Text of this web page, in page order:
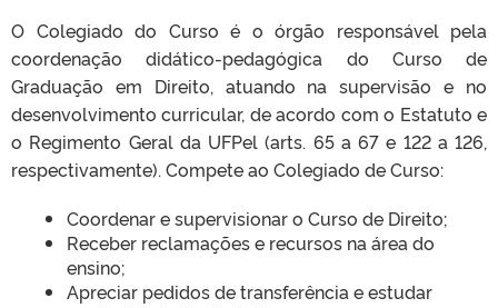
O Colegiado do Curso é o órgão responsável pela
coordenação didático-pedagógica do Curso de
Graduação em Direito, atuando na supervisão e no
desenvolvimento curricular, de acordo com o Estatuto e
o Regimento Geral da UFPel (arts. 65 a 67 e 122 a 126,
respectivamente). Compete ao Colegiado de Curso:
Coordenar e supervisionar o Curso de Direito;
Receber reclamações e recursos na área do
ensino;
Apreciar pedidos de transferência e estudar